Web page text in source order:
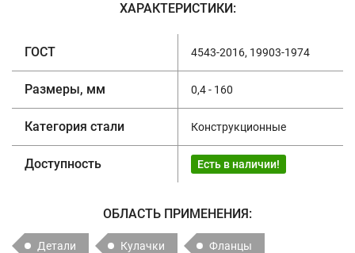
ХАРАКТЕРИСТИКИ:
ГОСТ 4543-2016, 19903-1974
Размеры, мм 0,4 - 160
Категория стали Конструкционные
Доступность Есть в наличии!
ОБЛАСТЬ ПРИМЕНЕНИЯ:
Детали Кулачки Фланцы